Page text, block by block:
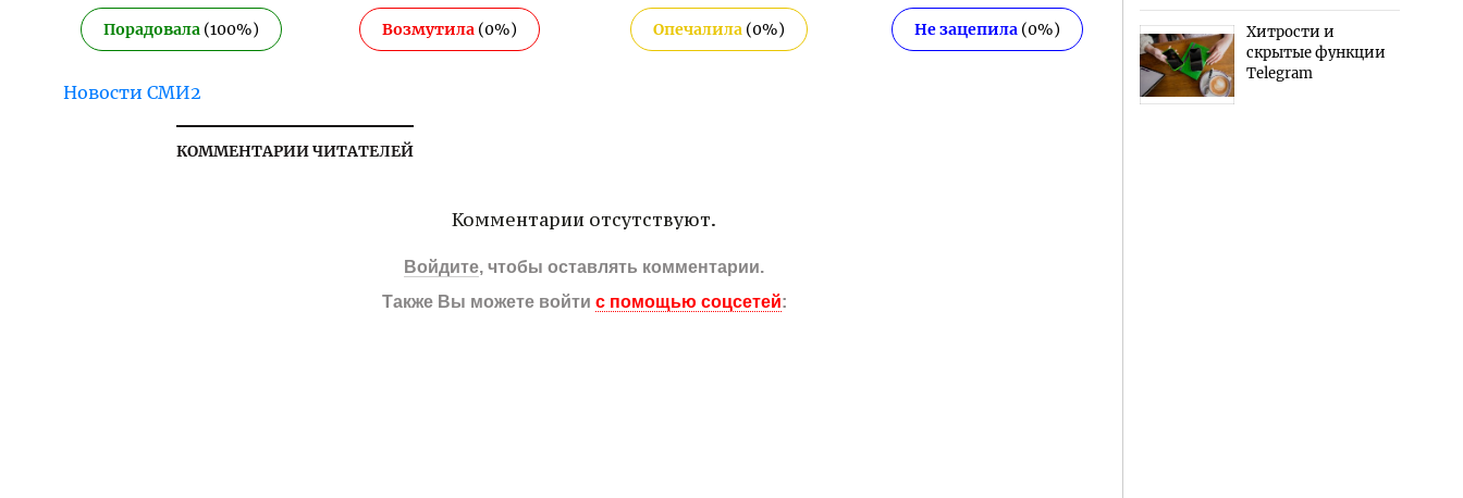
Порадовала(100%) Возмутила (0%) Опечалила(0%) Не зацепила (0%)
Новости СМИ2
КОММЕНТАРИИ ЧИТАТЕЛЕЙ
Комментарии отсутствуют.
Войдите, чтобы оставлять комментарии.
Также Вы можете войти с помощью соцсетей:
Хитрости и
скрытые функции
Telegram